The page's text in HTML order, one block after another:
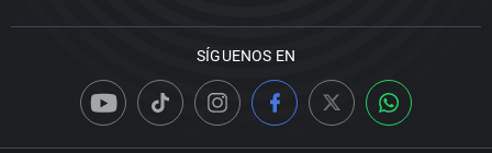
SÍGUENOS EN